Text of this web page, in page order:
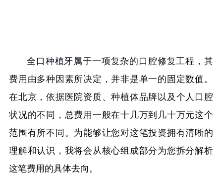
全口 种植牙属于一项复杂的口腔修复工程，其
费用由多种因素所决定，并非是单一的固定数值。
在北京，依据医院资质、种植体品牌以及个人口腔
状况的不同，总费用一般在十几万到几十万元这个
范围有所不同。为能够让您对这笔投资拥有清晰的
理解和认识，我将会从核心组成部分为您拆分解析
这笔费用的具体去向。